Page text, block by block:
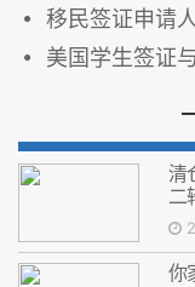
移民签证申请
美国学生签证
清
二
你